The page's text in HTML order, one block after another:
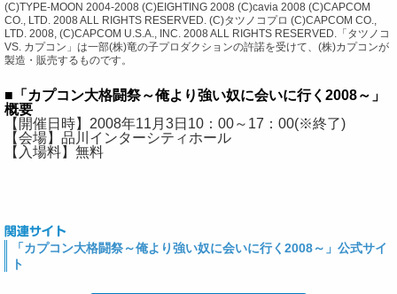
(C)TYPE-MOON 2004-2008 (C)EIGHTING 2008 (C)cavia 2008 (C)CAPCOM
CO., LTD. 2008 ALL RIGHTS RESERVED. (C)タツノコプロ (C)CAPCOM CO.,
LTD. 2008, (C)CAPCOM U.S.A., INC. 2008 ALL RIGHTS RESERVED.「タツノコ
VS. カプコン」は一部(株)竜の子プロダクションの許諾を受けて、(株)カプコンが
製造・販売するものです。
■「カプコン大格闘祭～俺より強い奴に会いに行く2008～」
概要
【開催日時】2008年11月3日10：00～17：00(※終了)
【会場】品川インターシティホール
【入場料】無料
「カプコン大格闘祭～俺より強い奴に会いに行く2008～」公式サイ
ト